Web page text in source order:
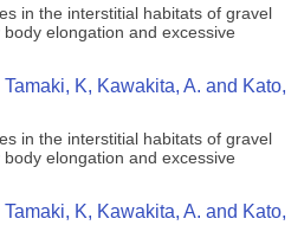
in the interstitial habitats of gravel
elongation and excessive
K, Kawakita, A. and Kato,
in the interstitial habitats of gravel
elongation and excessive
K, Kawakita, A. and Kato,